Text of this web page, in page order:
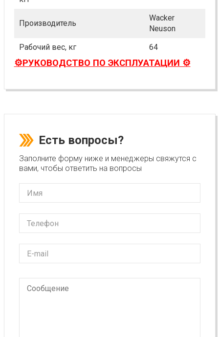
Производитель
Wacker
Neuson
Рабочий вес, кг
64
⚙️РУКОВОДСТВО ПО ЭКСПЛУАТАЦИИ ⚙️
Есть вопросы?
Заполните форму ниже и менеджеры свяжутся с
вами, чтобы ответить на вопросы